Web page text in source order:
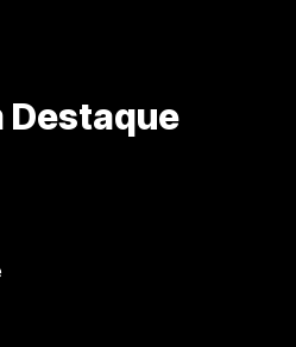
Destaque